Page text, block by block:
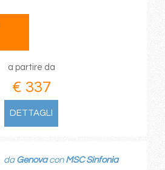
a partire da
€ 337
DETTAGLI
da Genovacon MSC Sinfonia